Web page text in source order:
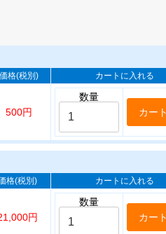
価格(税別) カートに入れる
500円
数量
格(税別) カートに入れる
円
数量